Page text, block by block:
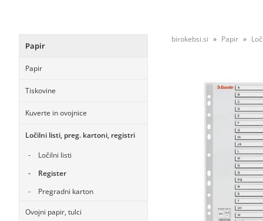
Papir
Papir
Tiskovine
Kuverte in ovojnice
Ločilni listi, preg. kartoni, registri
Ločilni listi
Register
Pregradni karton
Ovojni papir, tulci
birokebsi.si Papir